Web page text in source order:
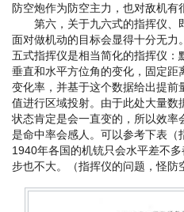
防空炮作为防空主力，也对敌机有
第六，关于九六式的指挥仪、
面对做机动的目标会显得十分无
五式指挥仪是相当简化的指挥仪
垂直和水平方位角的变化，固定
变化率，并基于这个数据给出提
值进行区域投射。由于此处大量
状态肯定是会一直变的，所以效率
是命中率会感人。可以参考下表（
1940年各国的机铳只会水平差不
步也不大。（指挥仪的问题，怪防